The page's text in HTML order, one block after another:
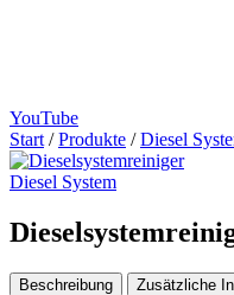
YouTube
Start / Produkte / Diesel
Diesel System
Beschreibung Zusätzliche